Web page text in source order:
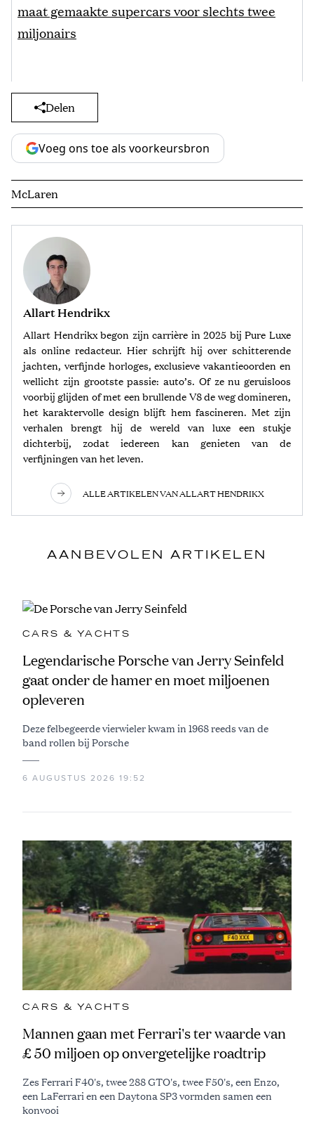
maat gemaakte supercars voor slechts twee
miljonairs
Delen
Voeg ons toe als voorkeursbron
McLaren
Allart Hendrikx
Allart Hendrikx begon zijn carrière in 2025 bij Pure Luxe
als online redacteur. Hier schrijft hij over schitterende
jachten, verfijnde horloges, exclusieve vakantieoorden en
wellicht zijn grootste passie: auto’s. Of ze nu geruisloos
voorbij glijden of met een brullende V8 de weg domineren,
het karaktervolle design blijft hem fascineren. Met zijn
verhalen brengt hij de wereld van luxe een stukje
dichterbij, zodat iedereen kan genieten van de
verfijningen van het leven.
ALLE ARTIKELEN VAN ALLART HENDRIKX
AANBEVOLEN ARTIKELEN
CARS & YACHTS
Legendarische Porsche van Jerry Seinfeld
gaat onder de hamer en moet miljoenen
opleveren
Deze felbegeerde vierwieler kwam in 1968 reeds van de
band rollen bij Porsche
6 AUGUSTUS 2026 19:52
CARS & YACHTS
Mannen gaan met Ferrari's ter waarde van
£ 50 miljoen op onvergetelijke roadtrip
Zes Ferrari F40's, twee 288 GTO's, twee F50's, een Enzo,
een LaFerrari en een Daytona SP3 vormden samen een
konvooi